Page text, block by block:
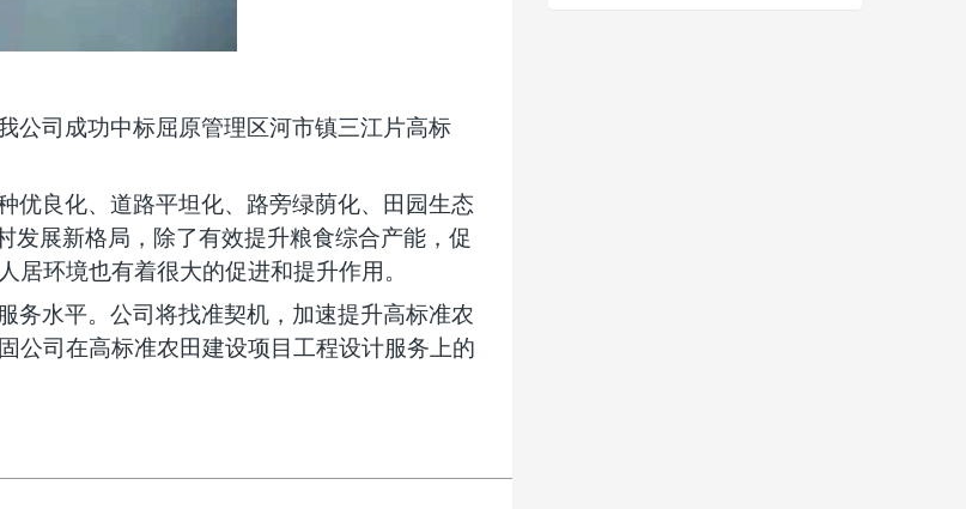
公司成功中标屈原管理区河市镇三江片高标
优良化、道路平坦化、路旁绿荫化、田园生态
发展新格局，除了有效提升粮食综合产能，促
环境也有着很大的促进和提升作用。
务水平。公司将找准契机，加速提升高标准农
公司在高标准农田建设项目工程设计服务上的